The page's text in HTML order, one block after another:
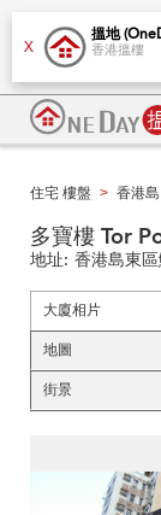
X
搵地
香港搵樓
住宅 樓盤 > 香港島
多寶樓 Tor
地址: 香港島東
大廈相片
地圖
街景